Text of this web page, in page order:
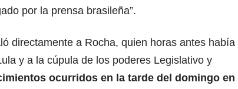
por la prensa brasileña”.
directamente a Rocha, quien horas antes había
y a la cúpula de los poderes Legislativo y
ocurridos en la tarde del domingo en